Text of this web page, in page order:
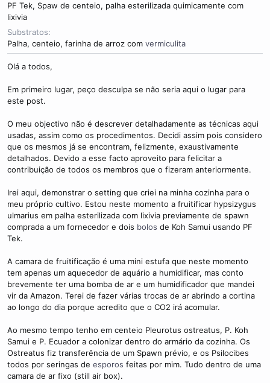
PF Tek, Spaw de centeio, palha esterilizada quimicamente com
lixivia
Substratos
Palha, centeio, farinha de arroz com vermiculita
Olá a todos,
Em primeiro lugar, peço desculpa se não seria aqui o lugar para
este post.
O meu objectivo não é descrever detalhadamente as técnicas aqui
usadas, assim como os procedimentos. Decidi assim pois considero
que os mesmos já se encontram, felizmente, exaustivamente
detalhados. Devido a esse facto aproveito para felicitar a
contribuição de todos os membros que o fizeram anteriormente.
Irei aqui, demonstrar o setting que criei na minha cozinha para o
meu próprio cultivo. Estou neste momento a fruitificar hypsizygus
ulmarius em palha esterilizada com lixivia previamente de spawn
comprada a um fornecedor e dois bolos de Koh Samui usando PF
Tek.
A camara de fruitificação é uma mini estufa que neste momento
tem apenas um aquecedor de aquário a humidificar, mas conto
brevemente ter uma bomba de ar e um humidificador que mandei
vir da Amazon. Terei de fazer várias trocas de ar abrindo a cortina
ao longo do dia porque acredito que o CO2 irá acomular.
Ao mesmo tempo tenho em centeio Pleurotus ostreatus, P. Koh
Samui e P. Ecuador a colonizar dentro do armário da cozinha. Os
Ostreatus fiz transferência de um Spawn prévio, e os Psilocibes
todos por seringas de esporos feitas por mim. Tudo dentro de uma
camara de ar fixo (still air box).